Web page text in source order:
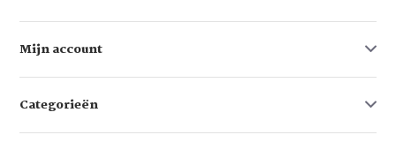
Mijn account
Categorieën